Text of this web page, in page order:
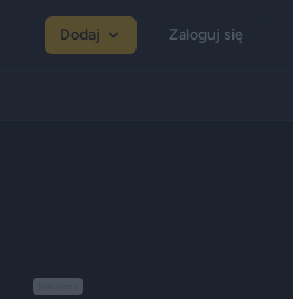
Dodaj Zaloguj się